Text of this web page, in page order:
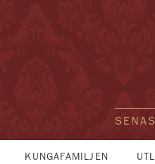
KUNGAFAMILJEN